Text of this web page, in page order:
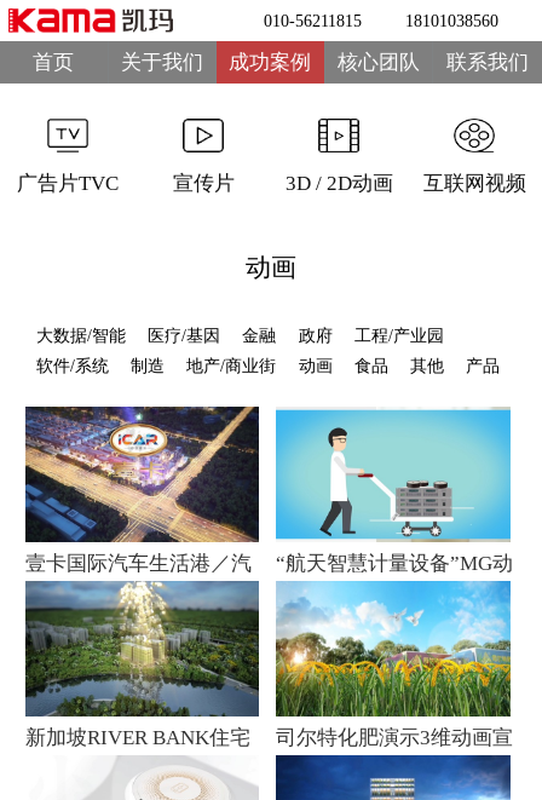
010-56211815 18101038560
首页 关于我们 成功案例 核心团队 联系我们
广告片TVC 宣传片 3D / 2D动画 互联网视频
动画
大数据/智能 医疗/基因 金融 政府
工程/产业园
软件/系统
制造 地产/商业街 动画 食品 其他 产品
壹卡国际汽车生活港／汽
车产业园宣传片
“航天智慧计量设备”MG动
画
新加坡RIVER BANK住宅
3D动画宣传片
司尔特化肥演示3维动画宣